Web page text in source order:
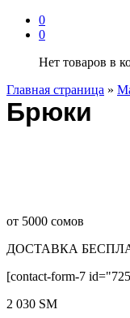
0
0
Нет товаров в
Главная страница »
Брюки
от 5000 сомов
ДОСТАВКА
[contact-form-7
2 030 ЅМ